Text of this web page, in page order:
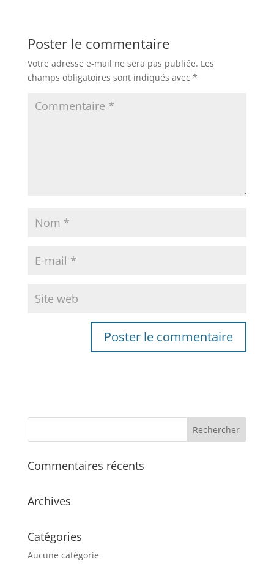
Poster le commentaire
Votre adresse e-mail ne sera pas publiée. Les
champs obligatoires sont indiqués avec *
Commentaires récents
Archives
Catégories
Aucune catégorie